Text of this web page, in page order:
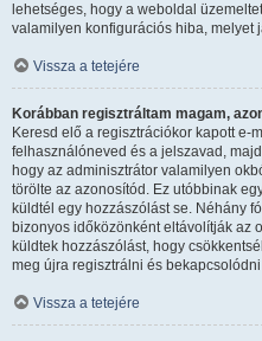
lehetséges, hogy a weboldal
valamilyen konfigurációs hiba, melyet
Vissza a tetejére
Korábban regisztráltam magam,
Keresd elő a regisztrációkor kapott e-
felhasználóneved és a jelszavad,
hogy az adminisztrátor valamilyen
törölte az azonosítód. Ez utóbbinak
küldtél egy hozzászólást se. Néhány
bizonyos időközönként eltávolítják az
küldtek hozzászólást, hogy
meg újra regisztrálni és
Vissza a tetejére